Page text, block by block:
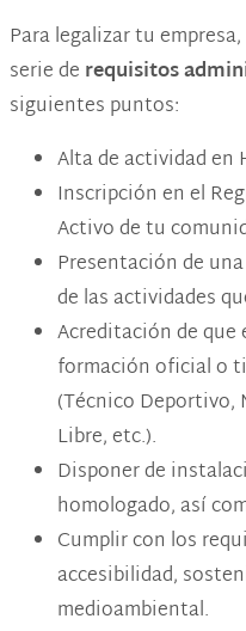
Para legalizar tu
serie de requisitos
siguientes puntos:
Alta de actividad en
Inscripción en el
Activo de tu
Presentación de
de las actividades
Acreditación de
formación oficial o
(Técnico Deportivo,
Libre, etc.).
Disponer de
homologado, así
Cumplir con los
accesibilidad,
medioambiental.